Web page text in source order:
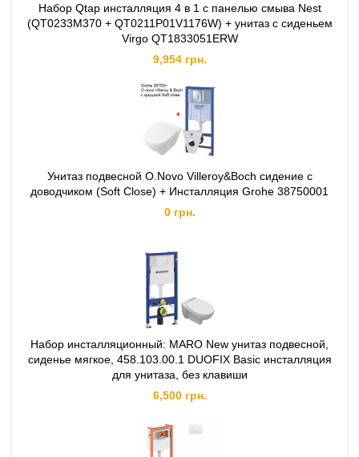
Набор Qtap инсталляция 4 в 1 с панелью смыва Nest
(QT0233M370 + QT0211P01V1176W) + унитаз с сиденьем
Virgo QT1833051ERW
9,954 грн.
Унитаз подвесной O.Novo Villeroy&Boch сидение с
доводчиком (Soft Close) + Инсталляция Grohe 38750001
0 грн.
Набор инсталляционный: MARO New унитаз подвесной,
сиденье мягкое, 458.103.00.1 DUOFIX Basic инсталляция
для унитаза, без клавиши
6,500 грн.